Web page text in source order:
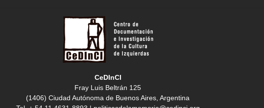
CeDInCI
Fray Luis Beltrán 125
(1406) Ciudad Autónoma de Buenos Aires, Argentina